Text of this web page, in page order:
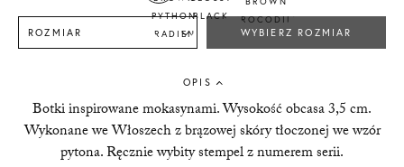
ROZMIAR WYBIERZ ROZMIAR
OPIS
Botki inspirowane mokasynami. Wysokość obcasa 3,5 cm.
Wykonane we Włoszech z brązowej skóry tłoczonej we wzór
pytona. Ręcznie wybity stempel z numerem serii.